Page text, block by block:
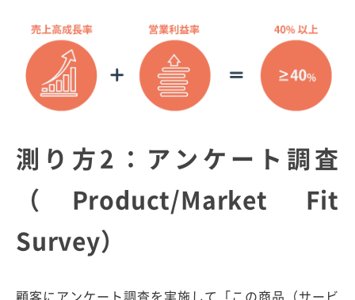
測り方2：アンケート調査
（Product/Market Fit
Survey）